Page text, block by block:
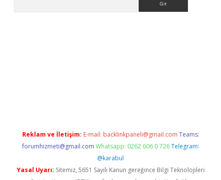
Reklam ve İletişim: E-mail: backlinkpaneli@gmail.com Teams:
forumhizmeti@gmail.com Whatsapp: 0262 606 0 726 Telegram:
@karabul
Yasal Uyarı: Sitemiz, 5651 Sayılı Kanun gereğince Bilgi Teknolojileri